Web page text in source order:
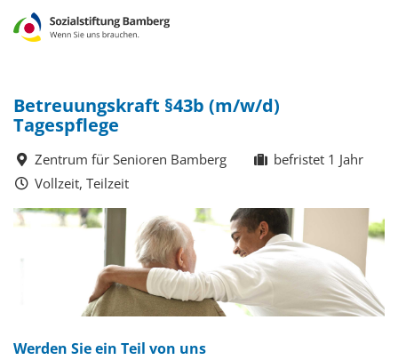
Betreuungskraft §43b (m/w/d)
Tagespflege
Zentrum für Senioren Bamberg
befristet 1 Jahr
Vollzeit, Teilzeit
Werden Sie ein Teil von uns